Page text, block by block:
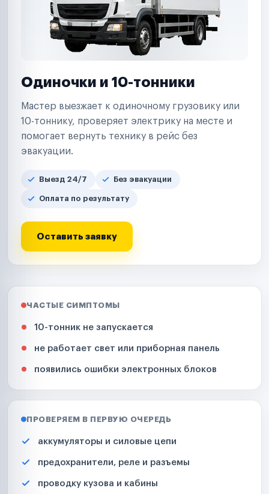
Одиночки и 10-тонники
Мастер выезжает к одиночному грузовику или
10-тоннику, проверяет электрику на месте и
помогает вернуть технику в рейс без
эвакуации.
Выезд 24/7 Без эвакуации
Оплата по результату
Оставить заявку
ЧАСТЫЕ СИМПТОМЫ
10-тонник не запускается
не работает свет или приборная панель
появились ошибки электронных блоков
ПРОВЕРЯЕМ В ПЕРВУЮ ОЧЕРЕДЬ
аккумуляторы и силовые цепи
предохранители, реле и разъемы
проводку кузова и кабины